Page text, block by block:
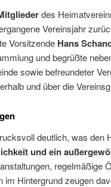
des
Vereinsjahr
Vorsitzende Hans
und begrüßte
sowie befreundeter
und über die
deutlich, was den
und ein
regelmäßige
Hintergrund zeugen